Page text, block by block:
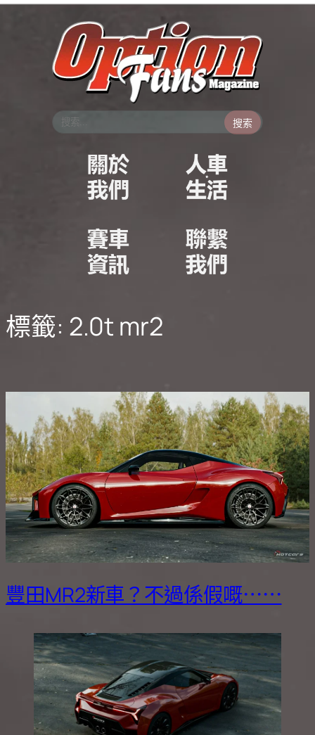
搜索
標籤: 2.0t mr2
豐田MR2新車？不過係假嘅⋯⋯